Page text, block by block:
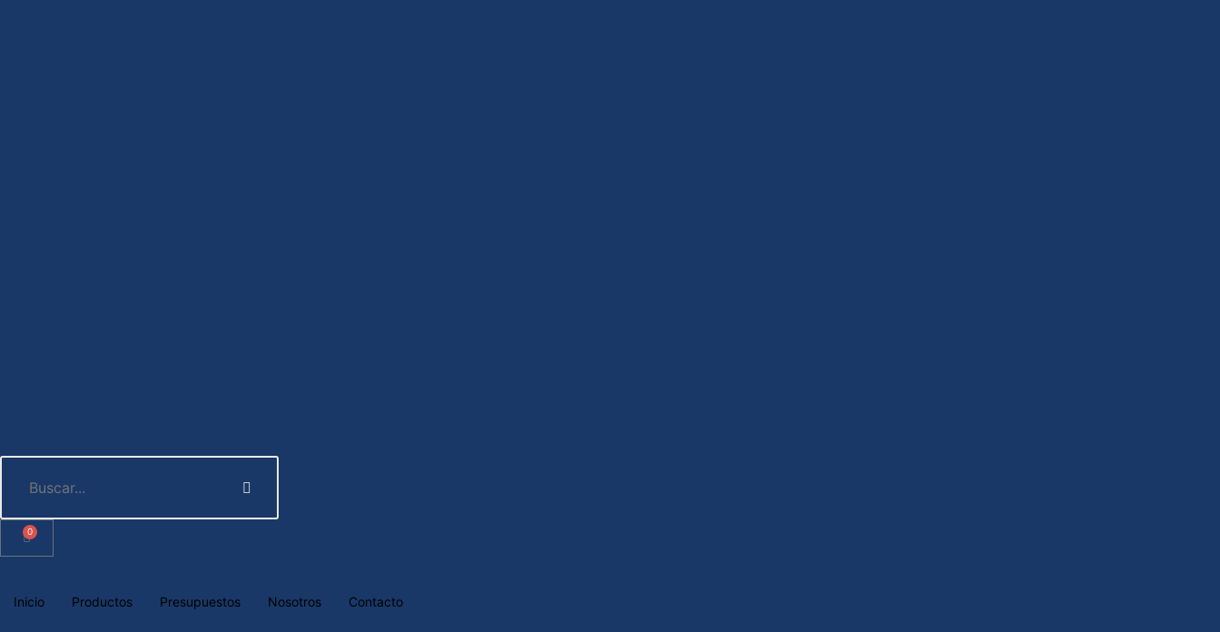
0
Inicio Productos Presupuestos Nosotros Contacto